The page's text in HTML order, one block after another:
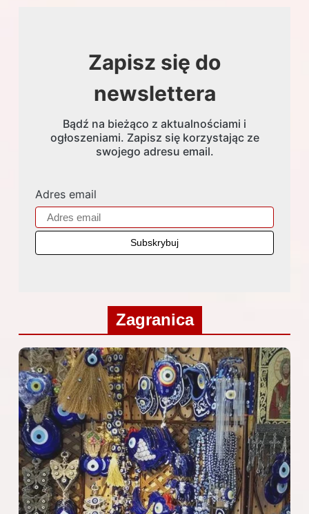
Zapisz się do
newslettera
Bądź na bieżąco z aktualnościami i
ogłoszeniami. Zapisz się korzystając ze
swojego adresu email.
Adres email
Zagranica